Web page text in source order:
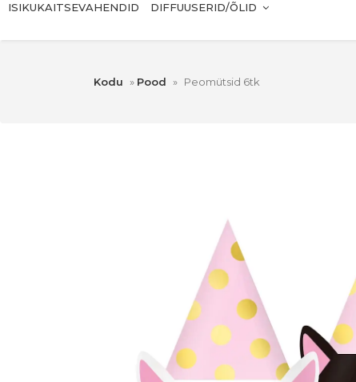
ISIKUKAITSEVAHENDID DIFFUUSERID/ÕLID
Kodu » Pood » Peomütsid 6tk